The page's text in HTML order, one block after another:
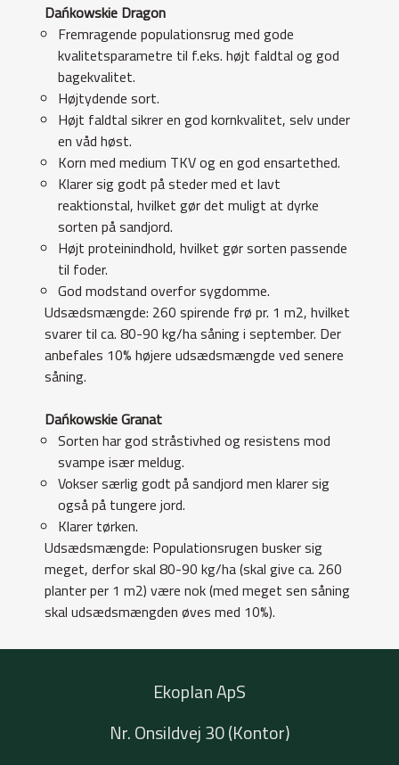
Dańkowskie Dragon
Fremragende populationsrug med gode
kvalitetsparametre til f.eks. højt faldtal og god
bagekvalitet.
Højtydende sort.
Højt faldtal sikrer en god kornkvalitet, selv under
en våd høst.
Korn med medium TKV og en god ensartethed.
Klarer sig godt på steder med et lavt
reaktionstal, hvilket gør det muligt at dyrke
sorten på sandjord.
Højt proteinindhold, hvilket gør sorten passende
til foder.
God modstand overfor sygdomme.
Udsædsmængde: 260 spirende frø pr. 1 m2, hvilket
svarer til ca. 80-90 kg/ha såning i september. Der
anbefales 10% højere udsædsmængde ved senere
såning.
Dańkowskie Granat
Sorten har god stråstivhed og resistens mod
svampe især meldug.
Vokser særlig godt på sandjord men klarer sig
også på tungere jord.
Klarer tørken.
Udsædsmængde: Populationsrugen busker sig
meget, derfor skal 80-90 kg/ha (skal give ca. 260
planter per 1 m2) være nok (med meget sen såning
skal udsædsmængden øves med 10%).
Ekoplan ApS
Nr. Onsildvej 30 (Kontor)